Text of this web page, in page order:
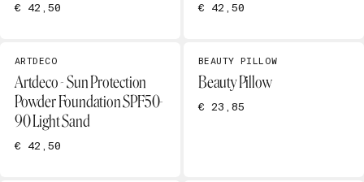
€ 42,50 € 42,50
ARTDECO
Artdeco - Sun Protection
Powder Foundation SPF50-
90 Light Sand
€ 42,50
BEAUTY PILLOW
Beauty Pillow
€ 23,85